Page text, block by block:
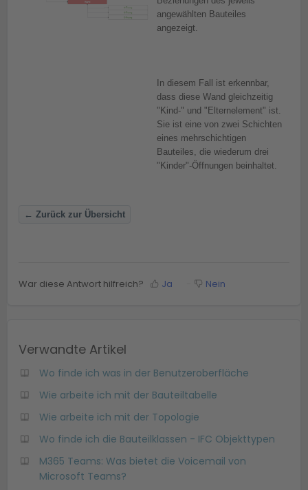
angewählten Bauteiles
angezeigt.
In diesem Fall ist erkennbar,
dass diese Wand gleichzeitig
"Kind-" und "Elternelement" ist.
Sie ist eine von zwei Schichten
eines mehrschichtigen
Bauteiles, die wiederum drei
"Kinder"-Öffnungen beinhaltet.
← Zurück zur Übersicht
War diese Antwort hilfreich? Ja Nein
Verwandte Artikel
Wo finde ich was in der Benutzeroberfläche
Wie arbeite ich mit der Bauteiltabelle
Wie arbeite ich mit der Topologie
Wo finde ich die Bauteilklassen - IFC Objekttypen
M365 Teams: Was bietet die Voicemail von
Microsoft Teams?